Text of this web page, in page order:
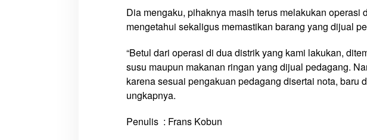
s
i
a
s
a
r
Dia mengaku, pihaknya masih terus melakukan operasi
mengetahui sekaligus memastikan barang yang dijual
“Betul dari operasi di dua distrik yang kami lakukan,
susu maupun makanan ringan yang dijual pedagang.
karena sesuai pengakuan pedagang disertai nota, baru
ungkapnya.
Penulis : Frans Kobun